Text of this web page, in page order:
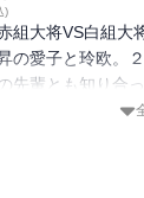
せがんでくるまで
チもしてやんね
スタートに愛子は
)
組大将VS白組大
の愛子と玲欧。
先輩とも知り合
バイト先のメイ